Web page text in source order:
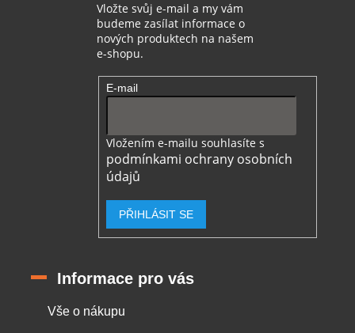
Vložte svůj e-mail a my vám
budeme zasílat informace o
nových produktech na našem
e-shopu.
E-mail
Vložením e-mailu souhlasíte s
podmínkami ochrany osobních
údajů
PŘIHLÁSIT SE
Informace pro vás
Vše o nákupu